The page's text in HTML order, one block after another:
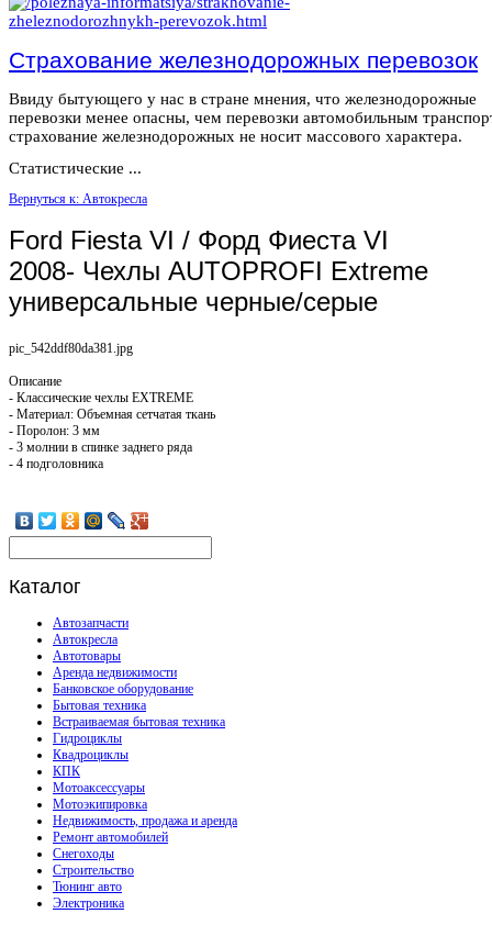
Страхование железнодорожных перевозок
Ввиду бытующего у нас в стране мнения, что железнодорожные
перевозки менее опасны, чем перевозки автомобильным
страхование железнодорожных не носит массового характера.
Статистические ...
Вернуться к: Автокресла
Ford Fiesta VI / Форд Фиеста VI
2008- Чехлы AUTOPROFI Extreme
универсальные черные/серые
pic_542ddf80da381.jpg
Описание
- Классические чехлы EXTREME
- Материал: Объемная сетчатая ткань
- Поролон: 3 мм
- 3 молнии в спинке заднего ряда
- 4 подголовника
Каталог
Автозапчасти
Автокресла
Автотовары
Аренда недвижимости
Банковское оборудование
Бытовая техника
Встраиваемая бытовая техника
Гидроциклы
Квадроциклы
КПК
Мотоаксессуары
Мотоэкипировка
Недвижимость, продажа и аренда
Ремонт автомобилей
Снегоходы
Строительство
Тюнинг авто
Электроника